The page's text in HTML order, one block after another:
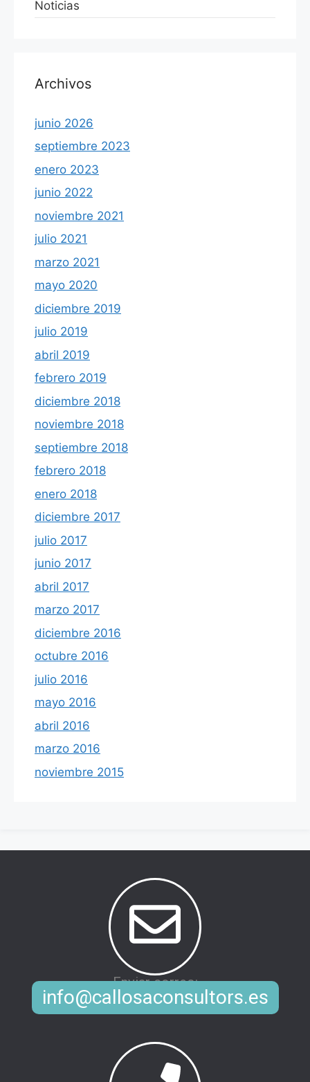
Noticias
Archivos
junio 2026
septiembre 2023
enero 2023
junio 2022
noviembre 2021
julio 2021
marzo 2021
mayo 2020
diciembre 2019
julio 2019
abril 2019
febrero 2019
diciembre 2018
noviembre 2018
septiembre 2018
febrero 2018
enero 2018
diciembre 2017
julio 2017
junio 2017
abril 2017
marzo 2017
diciembre 2016
octubre 2016
julio 2016
mayo 2016
abril 2016
marzo 2016
noviembre 2015
Enviar correo:
info@callosaconsultors.es